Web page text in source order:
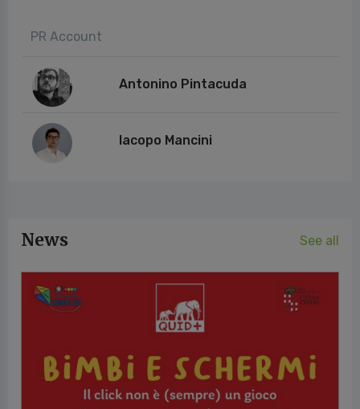
PR Account
Antonino Pintacuda
Iacopo Mancini
News See all